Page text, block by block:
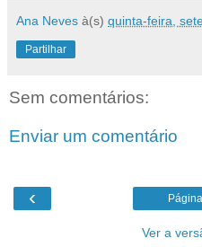
Ana Neves à(s) quinta-feira,
Partilhar
Sem comentários:
Enviar um comentário
‹
Ver a